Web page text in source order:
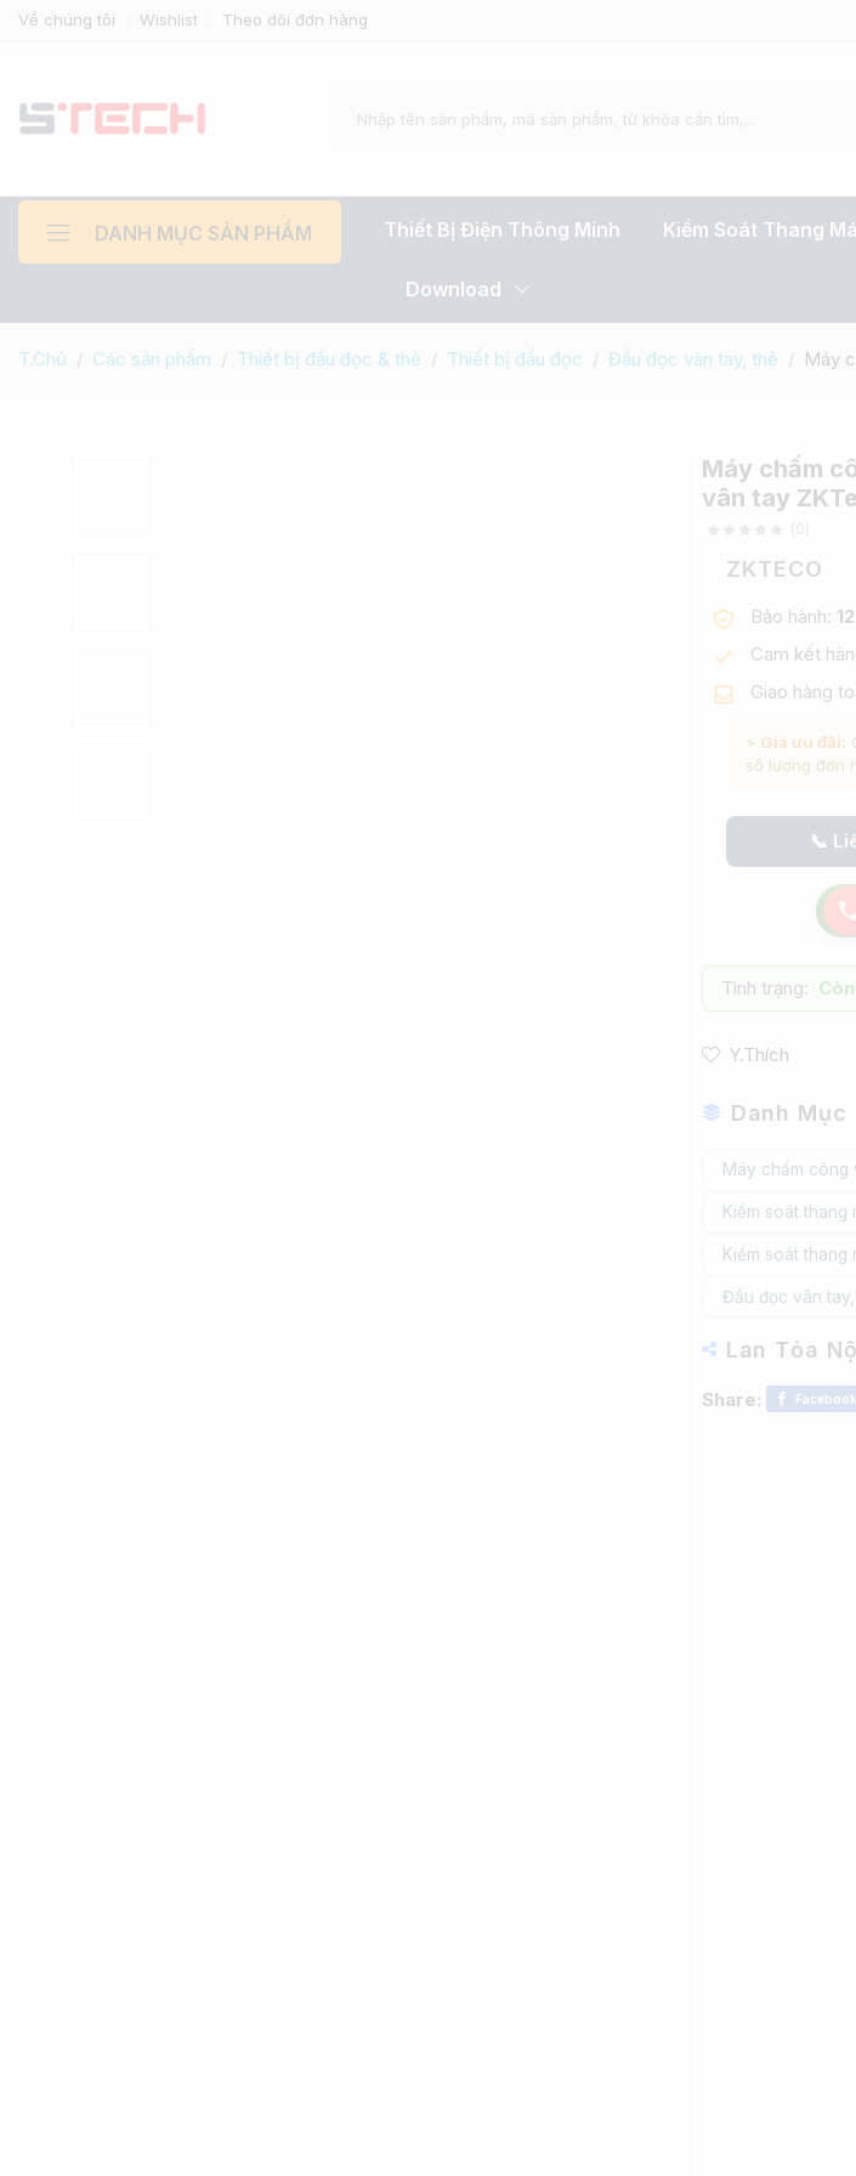
Về chúng tôi Wishlist Theo dõi đơn hàng
DANH MỤC SẢN PHẨM Thiết Bị Điện Thông Minh Kiểm Soát Thang
Download
T.Chủ Các sản phẩm Thiết bị đầu đọc & thẻ Thiết bị đầu đọc Đầu đọc vân tay, thẻ Máy
Máy chấm
vân tay
(0 )
ZKTECO
Bảo hành:
Cam kết
Giao hàng
⚡ Giá ưu đãi:
số lượng đơn
📞
Tình trạng:
Y.Thích
Danh Mục
Máy chấm công
Kiểm soát thang
Kiểm soát thang
Đầu đọc vân
Lan Tỏa
Share: Facebook